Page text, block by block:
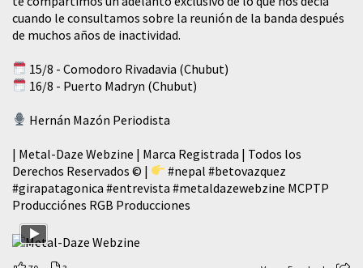
cuando le consultamos sobre la reunión de la banda después
de muchos años de inactividad.
15/8 - Comodoro Rivadavia (Chubut)
16/8 - Puerto Madryn (Chubut)
Hernán Mazón Periodista
| Metal-Daze Webzine | Marca Registrada | Todos los
Derechos Reservados © |
#nepal #betovazquez
#girapatagonica #entrevista #metaldazewebzine MCPTP
Producciónes RGB Producciones